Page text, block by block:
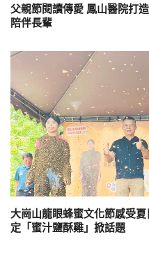
父親節閱讀傳愛 鳳山醫院打
陪伴長輩
大崗山龍眼蜂蜜文化節感受
定「蜜汁鹽酥雞」掀話題